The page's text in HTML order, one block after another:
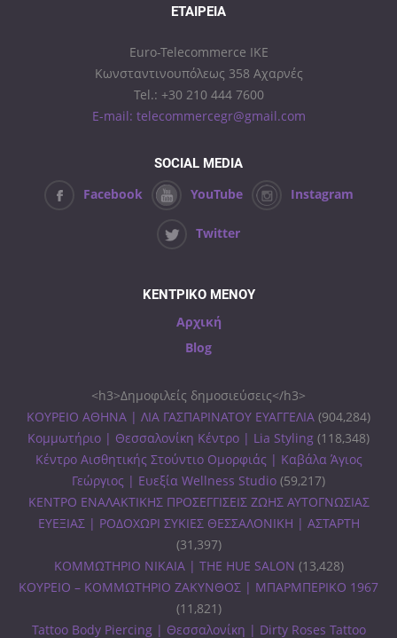
ΕΤΑΙΡΕΊΑ
Euro-Telecommerce IKE
Κωνσταντινουπόλεως 358 Αχαρνές
Tel.: +30 210 444 7600
E-mail: telecommercegr@gmail.com
SOCIAL MEDIA
Facebook YouTube Instagram
Twitter
ΚΕΝΤΡΙΚΟ ΜΕΝΟΥ
Αρχική
Blog
<h3>Δημοφιλείς δημοσιεύσεις</h3>
ΚΟΥΡΕΙΟ ΑΘΗΝΑ | ΛΙΑ ΓΑΣΠΑΡΙΝΑΤΟΥ ΕΥΑΓΓΕΛΙΑ (904,284)
Κομμωτήριο | Θεσσαλονίκη Κέντρο | Lia Styling (118,348)
Κέντρο Αισθητικής Στούντιο Ομορφιάς | Καβάλα Άγιος
Γεώργιος | Ευεξία Wellness Studio (59,217)
ΚΕΝΤΡΟ ΕΝΑΛΑΚΤΙΚΗΣ ΠΡΟΣΕΓΓΙΣΕΙΣ ΖΩΗΣ ΑΥΤΟΓΝΩΣΙΑΣ
ΕΥΕΞΙΑΣ | ΡΟΔΟΧΩΡΙ ΣΥΚΙΕΣ ΘΕΣΣΑΛΟΝΙΚΗ | ΑΣΤΑΡΤΗ
(31,397)
ΚΟΜΜΩΤΗΡΙΟ ΝΙΚΑΙΑ | THE HUE SALON (13,428)
ΚΟΥΡΕΙΟ – ΚΟΜΜΩΤΗΡΙΟ ΖΑΚΥΝΘΟΣ | ΜΠΑΡΜΠΕΡΙΚΟ 1967
(11,821)
Tattoo Body Piercing | Θεσσαλονίκη | Dirty Roses Tattoo